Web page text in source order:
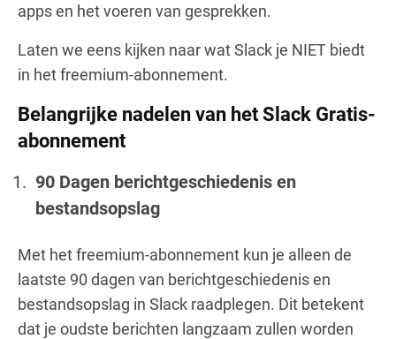
apps en het voeren van gesprekken.
Laten we eens kijken naar wat Slack je NIET biedt
in het freemium-abonnement.
Belangrijke nadelen van het Slack Gratis-
abonnement
90 Dagen berichtgeschiedenis en
bestandsopslag
Met het freemium-abonnement kun je alleen de
laatste 90 dagen van berichtgeschiedenis en
bestandsopslag in Slack raadplegen. Dit betekent
dat je oudste berichten langzaam zullen worden